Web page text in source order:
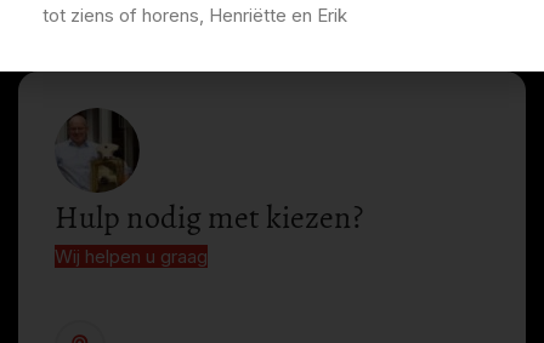
Hulp nodig met kiezen?
Wij helpen u graag
tot ziens of horens, Henriëtte en Erik